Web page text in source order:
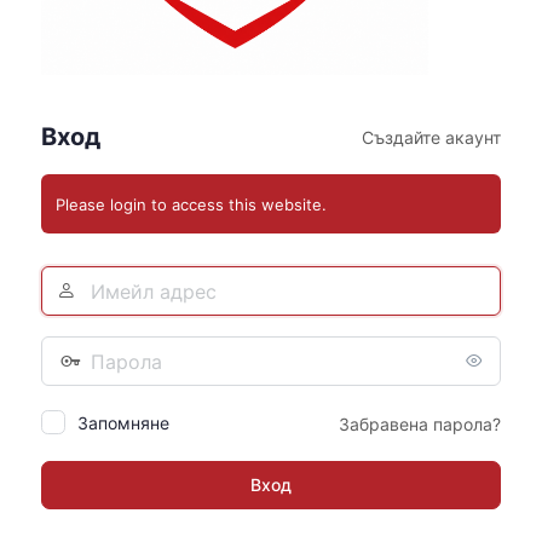
Вход Създайте акаунт
Please login to access this website.
Email
Address
Парола
Запомняне Забравена парола?